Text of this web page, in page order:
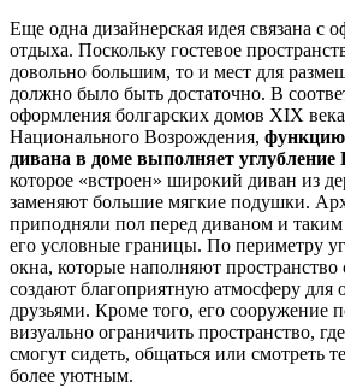
Еще одна дизайнерская идея связана с
отдыха. Поскольку гостевое
довольно большим, то и мест для
должно было быть достаточно. В
оформления болгарских домов XIX
Национального Возрождения, функцию
дивана в доме выполняет
которое «встроен» широкий диван из
заменяют большие мягкие подушки.
приподняли пол перед диваном и
его условные границы. По периметру
окна, которые наполняют пространство
создают благоприятную атмосферу для
друзьями. Кроме того, его сооружение
визуально ограничить пространство,
смогут сидеть, общаться или смотреть
более уютным.